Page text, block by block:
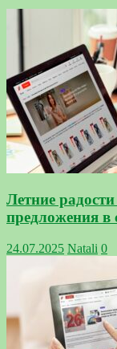
Летние
предложения в
24.07.2025 Natali 0